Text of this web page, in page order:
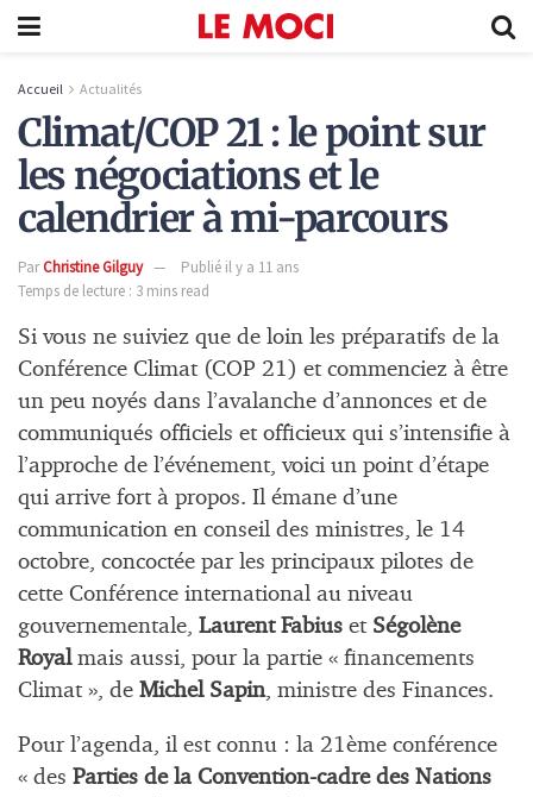
Accueil Actualités
Climat/COP 21 : le point sur
les négociations et le
calendrier à mi-parcours
ParChristine Gilguy
Publié il y a 11 ans
Temps de lecture : 3 mins read
Si vous ne suiviez que de loin les préparatifs de la
Conférence Climat (COP 21) et commenciez à être
un peu noyés dans l’avalanche d’annonces et de
communiqués officiels et officieux qui s’intensifie à
l’approche de l’événement, voici un point d’étape
qui arrive fort à propos. Il émane d’une
communication en conseil des ministres, le 14
octobre, concoctée par les principaux pilotes de
cette Conférence international au niveau
gouvernementale, Laurent Fabius et Ségolène
Royalmais aussi, pour la partie « financements
Climat », de Michel Sapin, ministre des Finances.
Pour l’agenda, il est connu : la 21ème conférence
« des Parties de la Convention-cadre des Nations